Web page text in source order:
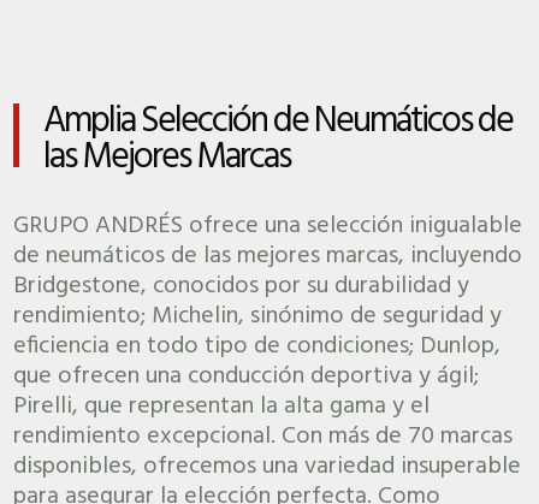
Amplia Selección de Neumáticos de
las Mejores Marcas
GRUPO ANDRÉS ofrece una selección inigualable
de neumáticos de las mejores marcas, incluyendo
Bridgestone, conocidos por su durabilidad y
rendimiento; Michelin, sinónimo de seguridad y
eficiencia en todo tipo de condiciones; Dunlop,
que ofrecen una conducción deportiva y ágil;
Pirelli, que representan la alta gama y el
rendimiento excepcional. Con más de 70 marcas
disponibles, ofrecemos una variedad insuperable